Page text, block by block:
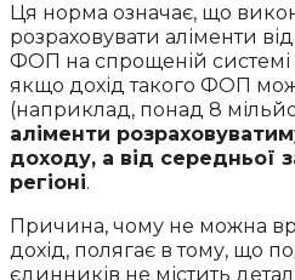
Ця норма означає, що
розраховувати аліменти
ФОП на спрощеній системі
якщо дохід такого ФОП
(наприклад, понад 8
аліменти
доходу, а від середньої
регіоні.
Причина, чому не можна
дохід, полягає в тому, що
єдинників не містить